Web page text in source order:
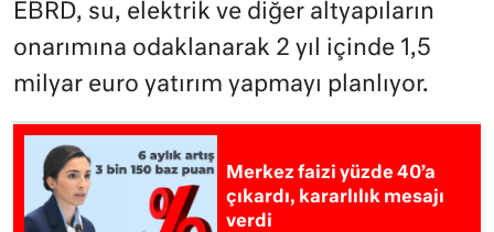
EBRD, su, elektrik ve diğer altyapıların
onarımına odaklanarak 2 yıl içinde 1,5
milyar euro yatırım yapmayı planlıyor.
Merkez faizi yüzde 40’a
çıkardı, kararlılık mesajı
verdi